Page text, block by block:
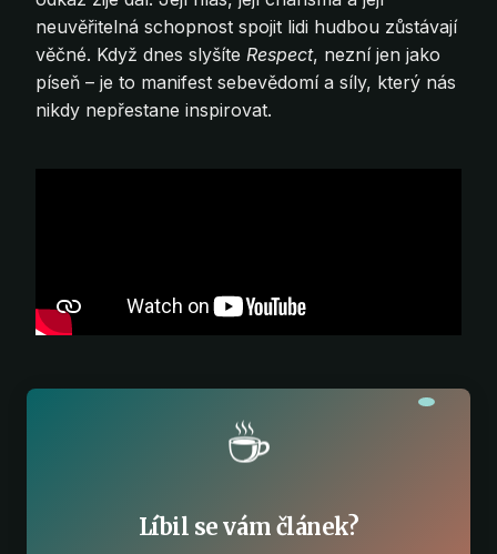
neuvěřitelná schopnost spojit lidi hudbou zůstávají
věčné. Když dnes slyšíte Respect, nezní jen jako
píseň – je to manifest sebevědomí a síly, který nás
nikdy nepřestane inspirovat.
☕
Líbil se vám článek?